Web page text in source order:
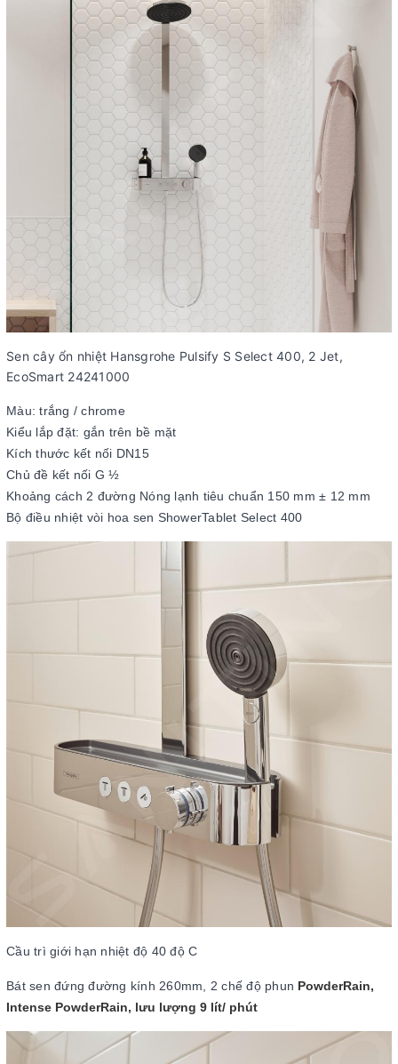
Sen cây ổn nhiệt Hansgrohe Pulsify S Select 400, 2 Jet,
EcoSmart 24241000
Màu: trắng / chrome
Kiểu lắp đặt: gắn trên bề mặt
Kích thước kết nối DN15
Chủ đề kết nối G ½
Khoảng cách 2 đường Nóng lạnh tiêu chuẩn 150 mm ± 12 mm
Bộ điều nhiệt vòi hoa sen ShowerTablet Select 400
Cầu trì giới hạn nhiệt độ 40 độ C
Bát sen đứng đường kính 260mm, 2 chế độ phun PowderRain,
Intense PowderRain, lưu lượng 9 lít/ phút